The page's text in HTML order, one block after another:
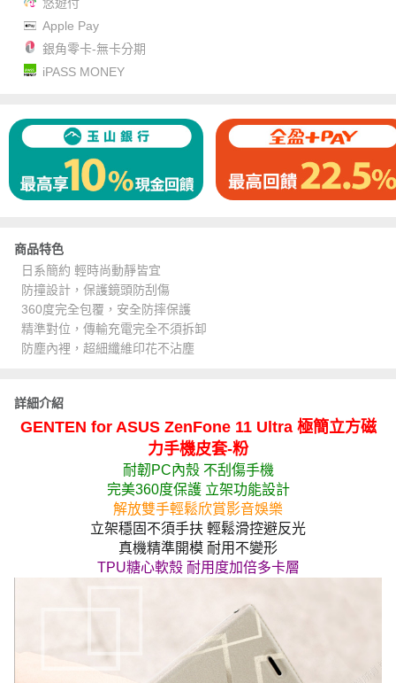
Apple Pay
銀角零卡-無卡分期
iPASS MONEY
商品特色
日系簡約 輕時尚動靜皆宜
防撞設計，保護鏡頭防刮傷
360度完全包覆，安全防摔保護
精準對位，傳輸充電完全不須拆卸
防塵內裡，超細纖維印花不沾塵
詳細介紹
GENTEN for ASUS ZenFone 11 Ultra 極簡立方磁
力手機皮套-粉
耐韌PC內殼 不刮傷手機
完美360度保護 立架功能設計
解放雙手輕鬆欣賞影音娛樂
立架穩固不須手扶 輕鬆滑控避反光
真機精準開模 耐用不變形
TPU糖心軟殼 耐用度加倍多卡層